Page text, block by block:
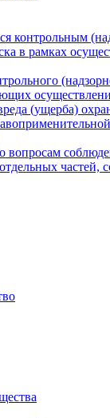
контрольным
в рамках
(ущерба)
вопросам
частей,